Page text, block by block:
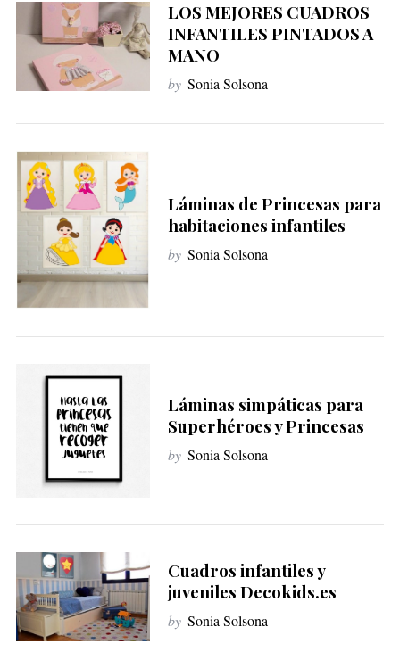
LOS MEJORES CUADROS
INFANTILES PINTADOS A
MANO
by Sonia Solsona
Láminas de Princesas para
habitaciones infantiles
by Sonia Solsona
Láminas simpáticas para
Superhéroes y Princesas
by Sonia Solsona
Cuadros infantiles y
juveniles Decokids.es
by Sonia Solsona